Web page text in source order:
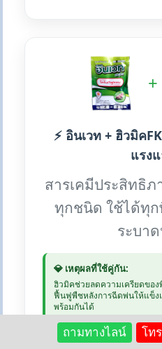
+
⚡ อินเวท + ฮิวมิค
แรง
สารเคมีประสิทธิภ
ทุกชนิด ใช้ได้ทุ
ระบา
💎 เหตุผลที่ใช้คู่กัน:
ฮิวมิคช่วยลดความเครียดของ
ฟื้นฟูพืชหลังการฉีดพ่นให้แข็ง
พร้อมกันได้
💰 อินเวท: 250
ถามทางไลน์ โท